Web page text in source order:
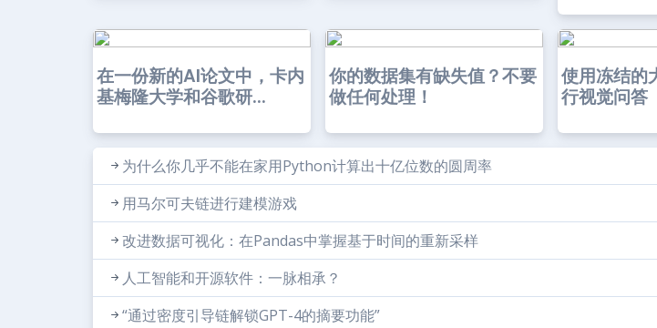
在一份新的AI论文中，卡内
基梅隆大学和谷歌研...
你的数据集有缺失值？不要
做任何处理！
使用冻结的
行视觉问答
为什么你几乎不能在家用Python计算出十亿位数的圆周率
用马尔可夫链进行建模游戏
改进数据可视化：在Pandas中掌握基于时间的重新采样
人工智能和开源软件：一脉相承？
“通过密度引导链解锁GPT-4的摘要功能”